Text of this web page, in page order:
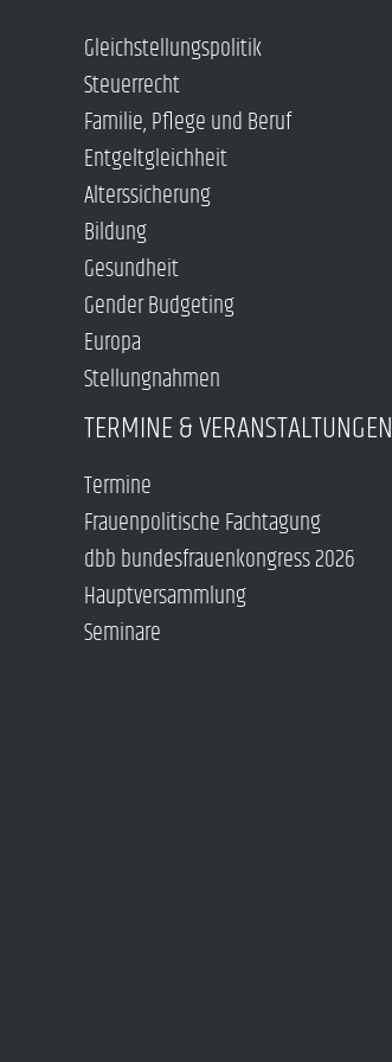
Gleichstellungspolitik
Steuerrecht
Familie, Pflege und Beruf
Entgeltgleichheit
Alterssicherung
Bildung
Gesundheit
Gender Budgeting
Europa
Stellungnahmen
TERMINE & VERANSTALTUNGEN
Termine
Frauenpolitische Fachtagung
dbb bundesfrauenkongress 2026
Hauptversammlung
Seminare